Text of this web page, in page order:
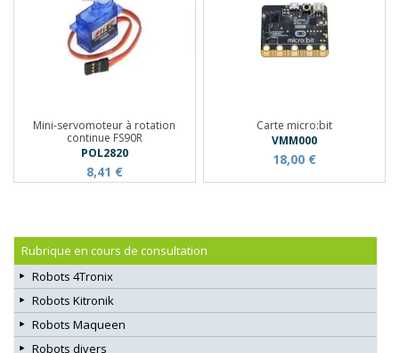
Mini-servomoteur à rotation
continue FS90R
POL2820
8,41 €
Carte micro:bit
VMM000
18,00 €
Rubrique en cours de consultation
Robots 4Tronix
Robots Kitronik
Robots Maqueen
Robots divers